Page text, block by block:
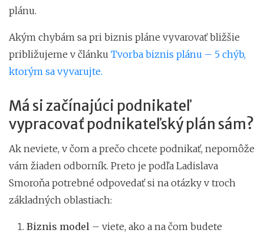
plánu.
Akým chybám sa pri biznis pláne vyvarovať bližšie
približujeme v článku Tvorba biznis plánu – 5 chýb,
ktorým sa vyvarujte.
Má si začínajúci podnikateľ
vypracovať podnikateľský plán sám?
Ak neviete, v čom a prečo chcete podnikať, nepomôže
vám žiaden odborník. Preto je podľa Ladislava
Smoroňa potrebné odpovedať si na otázky v troch
základných oblastiach:
Biznis model – viete, ako a na čom budete